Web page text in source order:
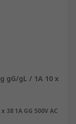
gG/gL / 1A 10 x
38 1A GG 500V AC